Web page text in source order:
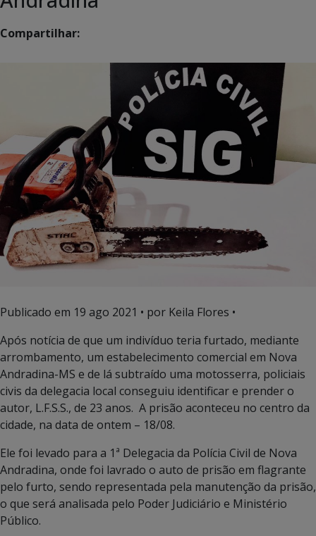
Compartilhar:
Publicado em 19 ago 2021 • por Keila Flores •
Após notícia de que um indivíduo teria furtado, mediante
arrombamento, um estabelecimento comercial em Nova
Andradina-MS e de lá subtraído uma motosserra, policiais
civis da delegacia local conseguiu identificar e prender o
autor, L.F.S.S., de 23 anos. A prisão aconteceu no centro da
cidade, na data de ontem – 18/08.
Ele foi levado para a 1ª Delegacia da Polícia Civil de Nova
Andradina, onde foi lavrado o auto de prisão em flagrante
pelo furto, sendo representada pela manutenção da prisão,
o que será analisada pelo Poder Judiciário e Ministério
Público.